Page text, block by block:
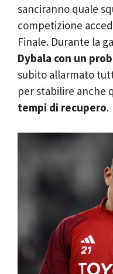
sanciranno quale
competizione
Finale. Durante la
Dybala con un
subito allarmato
per stabilire anche
tempi di recupero.